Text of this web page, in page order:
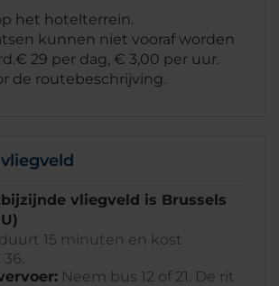
het hotelterrein.
kunnen niet vooraf worden
29 per dag, € 3,00 per uur.
de routebeschrijving.
vliegveld is Brussels
15 minuten en kost
Neem bus 12 of 21. De rit